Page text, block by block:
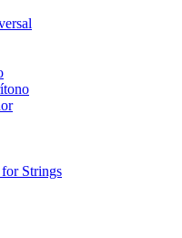
Strings